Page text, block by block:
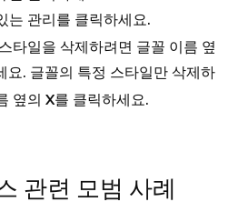
는 관리 를 클릭하세요.
타일을 삭제하려면 글꼴 이름 옆
요. 글꼴의 특정 스타일만 삭제하
옆의 X를 클릭하세요.
관련 모범 사례